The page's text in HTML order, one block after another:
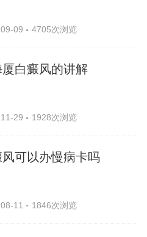
09 4705次浏览
白癜风的讲解
29 1928次浏览
风可以办慢病卡吗
11 1846次浏览